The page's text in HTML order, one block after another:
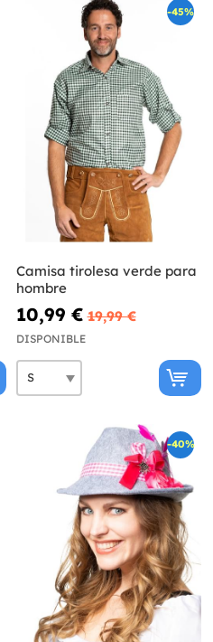
-45%
Camisa tirolesa verde para
hombre
10,99 € 19,99 €
DISPONIBLE
-40%